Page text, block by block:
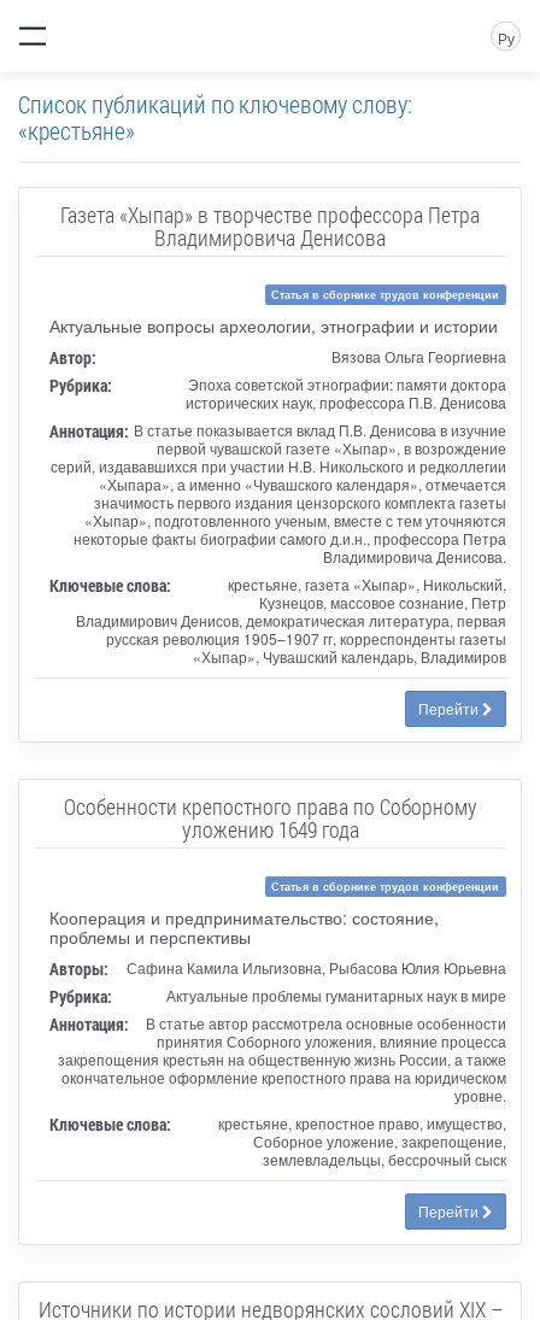
Ру
Список публикаций по ключевому слову:
«крестьяне»
Газета «Хыпар» в творчестве профессора Петра
Владимировича Денисова
Статья в сборнике трудов конференции
Актуальные вопросы археологии, этнографии и истории
Автор: Вязова Ольга Георгиевна
Рубрика:
Эпоха советской этнографии: памяти доктора
исторических наук, профессора П.В. Денисова
Аннотация: В статье показывается вклад П.В. Денисова в изучние
первой чувашской газете «Хыпар», в возрождение
серий, издававшихся при участии Н.В. Никольского и редколлегии
«Хыпара», а именно «Чувашского календаря», отмечается
значимость первого издания цензорского комплекта газеты
«Хыпар», подготовленного ученым, вместе с тем уточняются
некоторые факты биографии самого д.и.н., профессора Петра
Владимировича Денисова.
Ключевые слова:
крестьяне, газета «Хыпар», Никольский,
Кузнецов, массовое сознание, Петр
Владимирович Денисов, демократическая литература, первая
русская революция 1905–1907 гг, корреспонденты газеты
«Хыпар», Чувашский календарь, Владимиров
Перейти
Особенности крепостного права по Соборному
уложению 1649 года
Статья в сборнике трудов конференции
Кооперация и предпринимательство: состояние,
проблемы и перспективы
Авторы: Сафина Камила Ильгизовна, Рыбасова Юлия Юрьевна
Рубрика: Актуальные проблемы гуманитарных наук в мире
Аннотация:
В статье автор рассмотрела основные особенности
принятия Соборного уложения, влияние процесса
закрепощения крестьян на общественную жизнь России, а также
окончательное оформление крепостного права на юридическом
уровне.
Ключевые слова:
крестьяне, крепостное право, имущество,
Соборное уложение, закрепощение,
землевладельцы, бессрочный сыск
Перейти
Источники по истории недворянских сословий ХIХ –